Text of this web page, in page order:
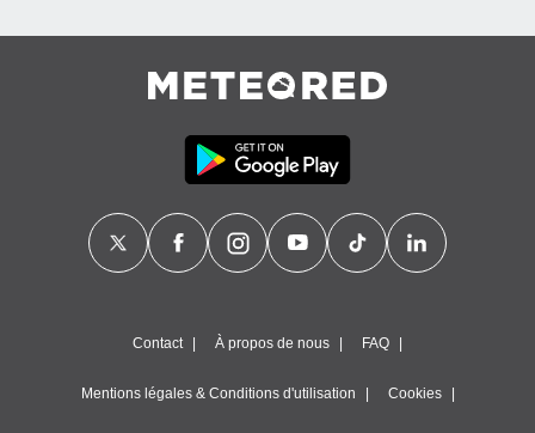
Contact À propos de nous FAQ
Mentions légales & Conditions d'utilisation Cookies